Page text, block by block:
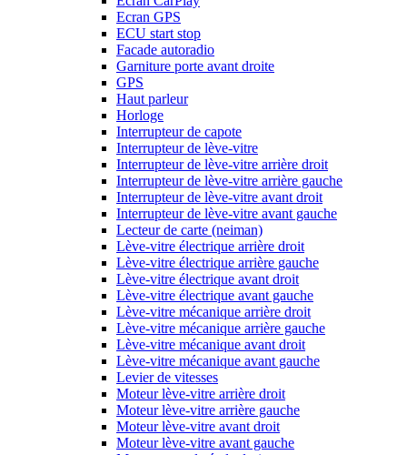
Ecran GPS
ECU start stop
Facade autoradio
Garniture porte avant droite
GPS
Haut parleur
Horloge
Interrupteur de capote
Interrupteur de lève-vitre
Interrupteur de lève-vitre arrière droit
Interrupteur de lève-vitre arrière gauche
Interrupteur de lève-vitre avant droit
Interrupteur de lève-vitre avant gauche
Lecteur de carte (neiman)
Lève-vitre électrique arrière droit
Lève-vitre électrique arrière gauche
Lève-vitre électrique avant droit
Lève-vitre électrique avant gauche
Lève-vitre mécanique arrière droit
Lève-vitre mécanique arrière gauche
Lève-vitre mécanique avant droit
Lève-vitre mécanique avant gauche
Levier de vitesses
Moteur lève-vitre arrière droit
Moteur lève-vitre arrière gauche
Moteur lève-vitre avant droit
Moteur lève-vitre avant gauche